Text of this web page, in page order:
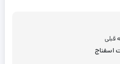
قبلی
اسفناج